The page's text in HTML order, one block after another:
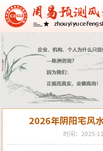
2026年阴阳宅风
时间：2025-